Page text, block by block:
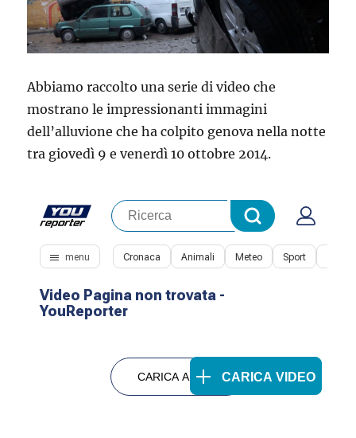
Abbiamo raccolto una serie di video che
mostrano le impressionanti immagini
dell’alluvione che ha colpito genova nella notte
tra giovedì 9 e venerdì 10 ottobre 2014.